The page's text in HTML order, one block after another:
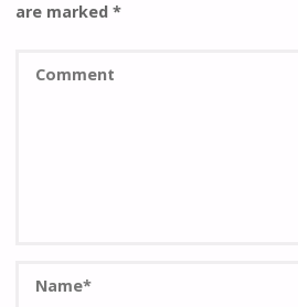
are marked*